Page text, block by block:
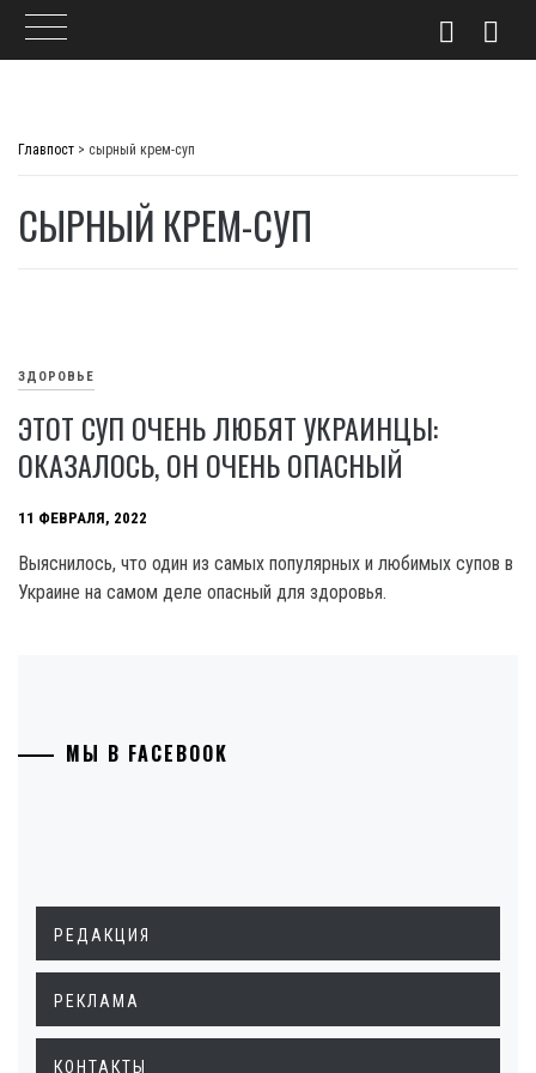
Главпост > сырный крем-суп
СЫРНЫЙ КРЕМ-СУП
ЗДОРОВЬЕ
ЭТОТ СУП ОЧЕНЬ ЛЮБЯТ УКРАИНЦЫ:
ОКАЗАЛОСЬ, ОН ОЧЕНЬ ОПАСНЫЙ
11 ФЕВРАЛЯ, 2022
Выяснилось, что один из самых популярных и любимых супов в
Украине на самом деле опасный для здоровья.
МЫ В FACEBOOK
РЕДАКЦИЯ
РЕКЛАМА
КОНТАКТЫ